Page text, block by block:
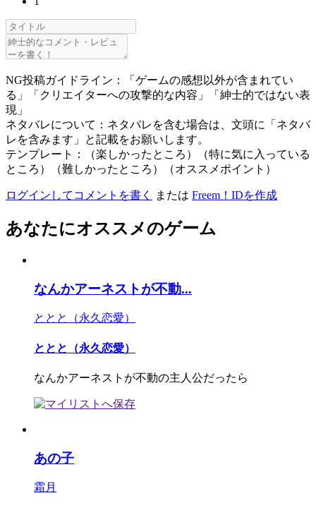
NG投稿ガイドライン：「ゲームの感想以外が含まれてい
る」「クリエイターへの攻撃的な内容」「紳士的ではない表
現」
ネタバレについて：ネタバレを含む場合は、文頭に「ネタバ
レを含みます」と記載をお願いします。
テンプレート：（楽しかったところ）（特に気に入っている
ところ）（難しかったところ）（オススメポイント）
ログインしてコメントを書く または Freem！IDを作成
あなたにオススメのゲーム
なんかアーネストが不動...
ととと（永久恋愛）
ととと（永久恋愛）
なんかアーネストが不動の主人公だったら
あの子
霜月